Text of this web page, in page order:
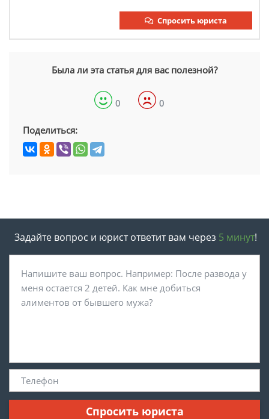
Спросить юриста
Была ли эта статья для вас полезной?
0 0
Поделиться:
Задайте вопрос и юрист ответит вам через 5 минут!
Спросить юриста